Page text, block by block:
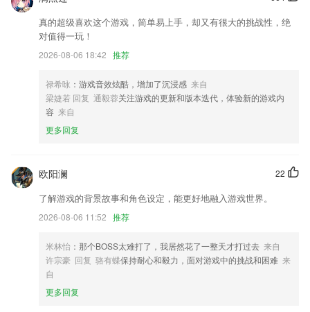
进行优化修改。
开发商：成都三六五科技有限公司
开发商：厦门美图网科技有限公司
联系我们
以上就是老福特网页版的介绍，如果您喜欢这款软件，您可以到应用商店
进行打分评论，说出您的使用经历，以帮助我们更好的对产品进行优化修
真的超级喜欢这个游戏，简单易上手，却又有很大的挑战性，绝
对值得一玩！
2026-08-06 18:42 推荐
禄希咏 ：游戏音效炫酷，增加了沉浸感 来自
梁婕若 回复 通毅蓉关注游戏的更新和版本迭代，体验新的游戏内
容 来自
更多回复
22
欧阳澜
了解游戏的背景故事和角色设定，能更好地融入游戏世界。
2026-08-06 11:52 推荐
米林怡 ：那个BOSS太难打了，我居然花了一整天才打过去 来自
许宗豪 回复 骆有蝶保持耐心和毅力，面对游戏中的挑战和困难 来
自
更多回复